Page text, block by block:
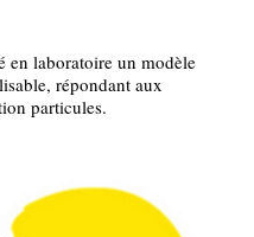
en laboratoire un modèle
répondant aux
particules.